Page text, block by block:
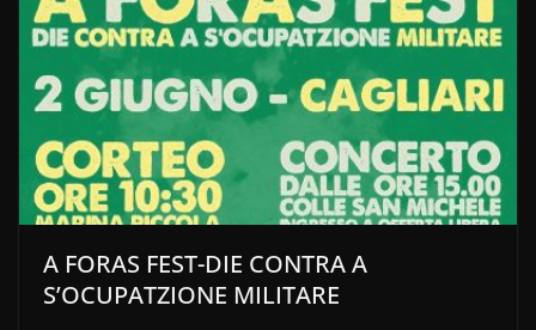
A FORAS FEST-DIE CONTRA A
S’OCUPATZIONE MILITARE